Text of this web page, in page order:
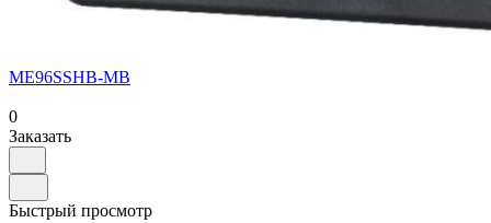
ME96SSHB-MB
0
Заказать
Быстрый просмотр